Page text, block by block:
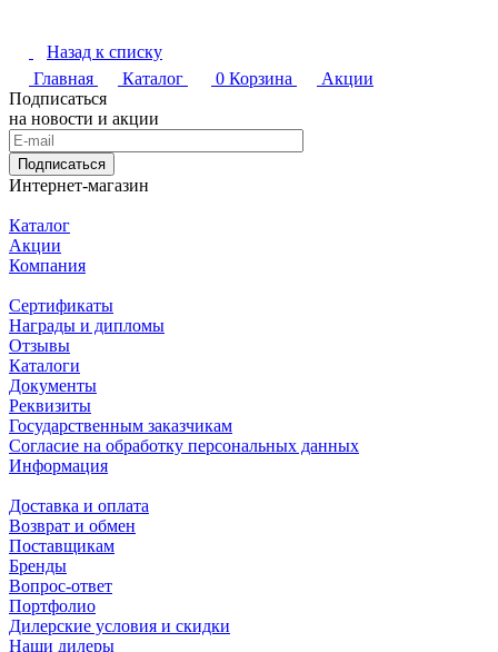
Назад к списку
Главная
Каталог 0 Корзина
Акции
Подписаться
на новости и акции
Подписаться
Интернет-магазин
Каталог
Акции
Компания
Сертификаты
Награды и дипломы
Отзывы
Каталоги
Документы
Реквизиты
Государственным заказчикам
Согласие на обработку персональных данных
Информация
Доставка и оплата
Возврат и обмен
Поставщикам
Бренды
Вопрос-ответ
Портфолио
Дилерские условия и скидки
Наши дилеры